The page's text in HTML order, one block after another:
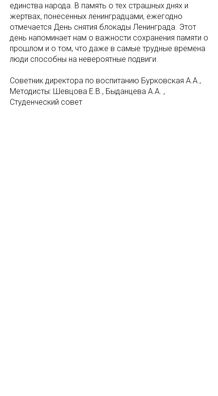
единства народа. В память о тех страшных днях и
жертвах, понесенных ленинградцами, ежегодно
отмечается День снятия блокады Ленинграда. Этот
день напоминает нам о важности сохранения памяти о
прошлом и о том, что даже в самые трудные времена
люди способны на невероятные подвиги.
Советник директора по воспитанию Бурковская А.А.,
Методисты: Шевцова Е.В., Быданцева А.А. ,
Студенческий совет